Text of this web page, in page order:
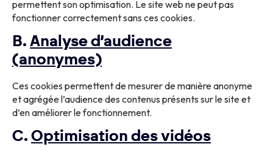
permettent son optimisation. Le site web ne peut pas
fonctionner correctement sans ces cookies.
B. Analyse d’audience
(anonymes)
Ces cookies permettent de mesurer de manière anonyme
et agrégée l’audience des contenus présents sur le site et
d’en améliorer le fonctionnement.
C. Optimisation des vidéos